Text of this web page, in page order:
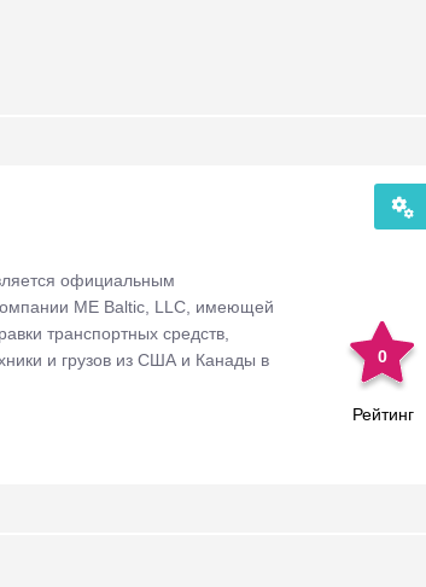
официальным
ME Baltic, LLC, имеющей
транспортных средств,
и грузов из США и Канады в
0
Рейтинг